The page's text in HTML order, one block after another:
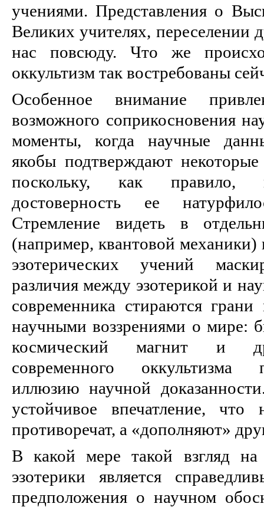
учениями. Представления о
Великих учителях,
нас повсюду. Что же
оккультизм так востребованы
Особенное внимание
возможного соприкосновения
моменты, когда научные
якобы подтверждают
поскольку, как правило,
достоверность ее
Стремление видеть в
(например, квантовой механики)
эзотерических учений
различия между эзотерикой и
современника стираются
научными воззрениями о мире:
космический магнит и
современного оккультизма
иллюзию научной
устойчивое впечатление,
противоречат, а «дополняют»
В какой мере такой взгляд
эзотерики является
предположения о научном